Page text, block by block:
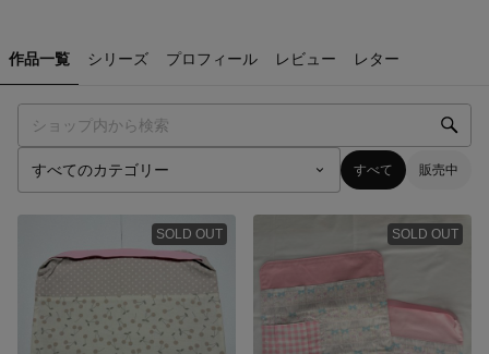
作品一覧 シリーズ プロフィール レビュー レター
すべて 販売中
SOLD OUT SOLD OUT